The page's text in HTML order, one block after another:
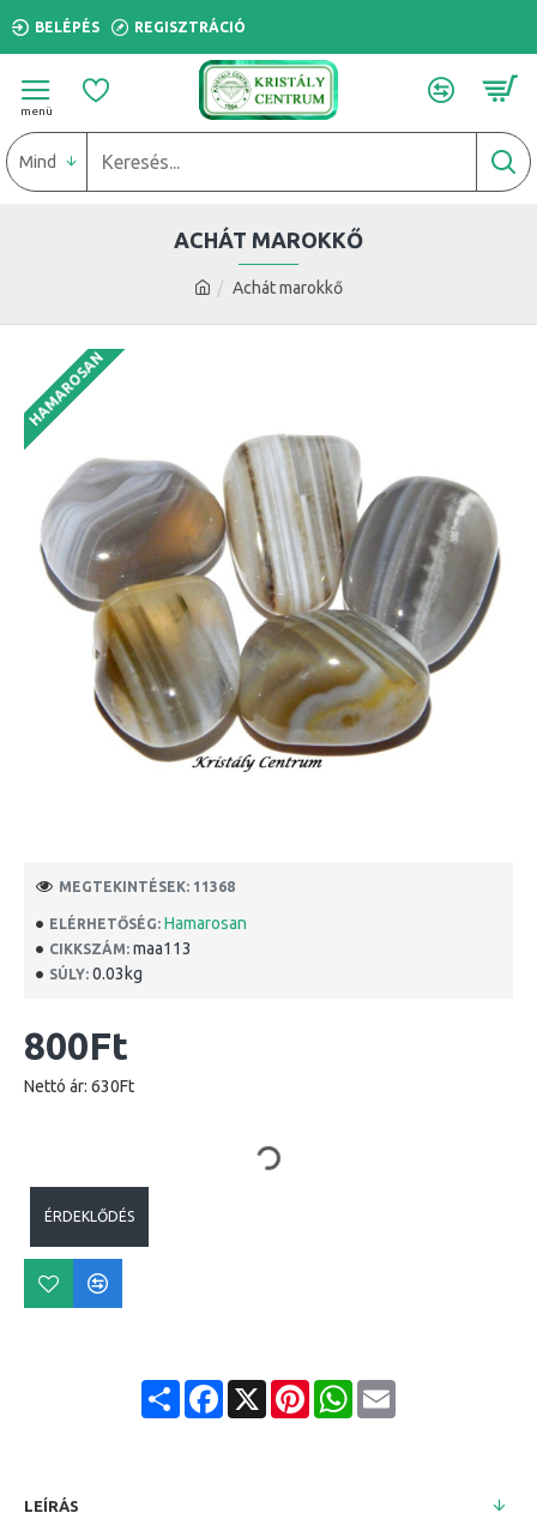
BELÉPÉS REGISZTRÁCIÓ
Mind
Achát marokkő
ACHÁT MAROKKŐ
HAMAROSAN
ELÉRHETŐSÉG: Hamarosan
CIKKSZÁM: maa113
SÚLY: 0.03kg
MEGTEKINTÉSEK: 11368
800Ft
Nettó ár: 630Ft
ÉRDEKLŐDÉS
ShareFacebook
X PinterestWhatsApp
Email
LEÍRÁS